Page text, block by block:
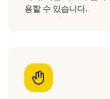
용할 수 있습니다.